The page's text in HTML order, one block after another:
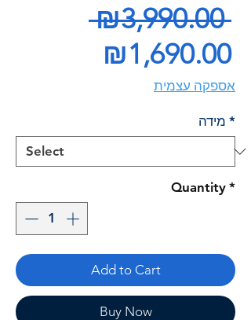
₪3,990.00
₪1,690.00
אספקה עצמית
מידה *
Quantity *
Add to Cart
Buy Now